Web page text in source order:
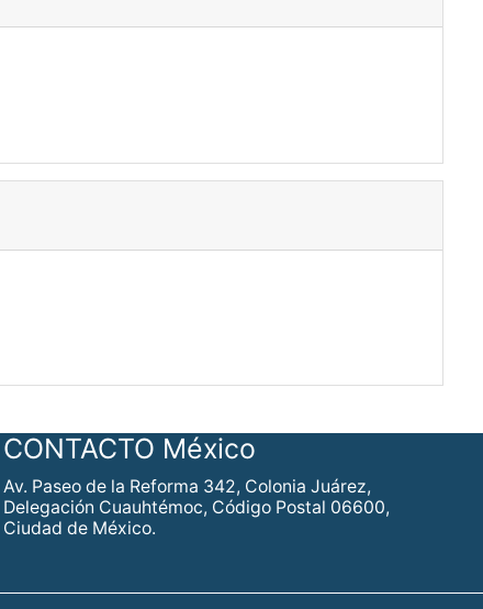
CONTACTO México
Av. Paseo de la Reforma 342, Colonia Juárez,
Delegación Cuauhtémoc, Código Postal 06600,
Ciudad de México.